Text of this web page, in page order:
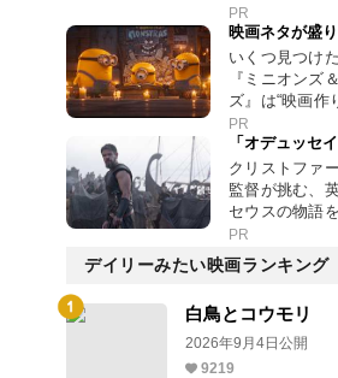
PR
映画ネタが盛
いくつ見つけ
『ミニオンズ
ズ』は“映画作
PR
「オデュッセ
クリストファ
監督が挑む、
セウスの物語
PR
デイリーみたい映画ランキング
白鳥とコウモリ
2026年9月4日公開
9219